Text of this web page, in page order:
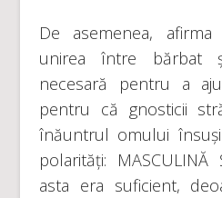
De asemenea,
unirea între bărbat
necesară pentru a
pentru că gnosticii
înăuntrul omului
polarități:
asta era suficient,